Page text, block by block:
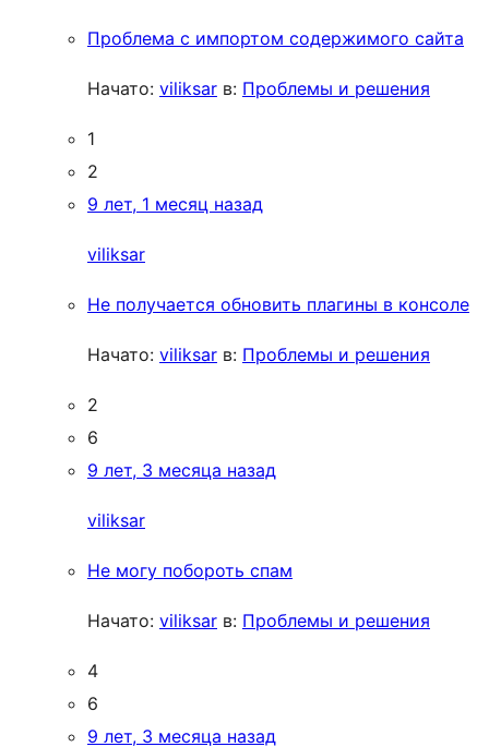
Проблема с импортом содержимого сайта
Начато: viliksar в: Проблемы и решения
1
2
9 лет, 1 месяц назад
viliksar
Не получается обновить плагины в консоле
Начато: viliksar в: Проблемы и решения
2
6
9 лет, 3 месяца назад
viliksar
Не могу побороть спам
Начато: viliksar в: Проблемы и решения
4
6
9 лет, 3 месяца назад